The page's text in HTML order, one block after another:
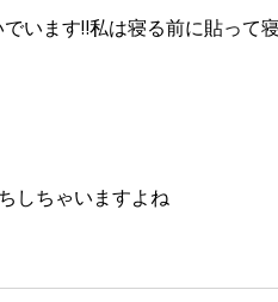
います‼︎私は寝る前に貼って
しちゃいますよね